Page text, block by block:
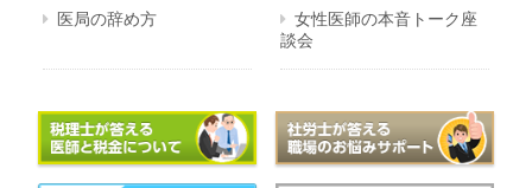
医局の辞め方
女性医師の本音トーク座
談会